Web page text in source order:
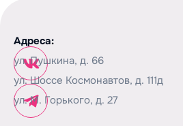
Адреса:
ул. Пушкина, д. 66
ул. Шоссе Космонавтов, д. 111д
ул. М. Горького, д. 27